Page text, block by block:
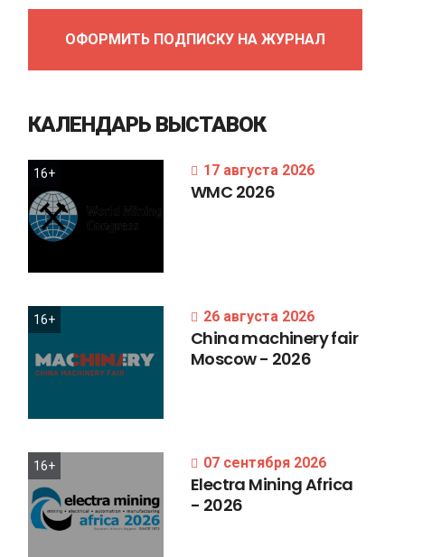
ОФОРМИТЬ ПОДПИСКУ НА ЖУРНАЛ
КАЛЕНДАРЬ ВЫСТАВОК
16+ 17 августа 2026
WMC 2026
16+ 26 августа 2026
Chinamachineryfair
Moscow- 2026
16+ 07 сентября 2026
Electra MiningAfrica
- 2026